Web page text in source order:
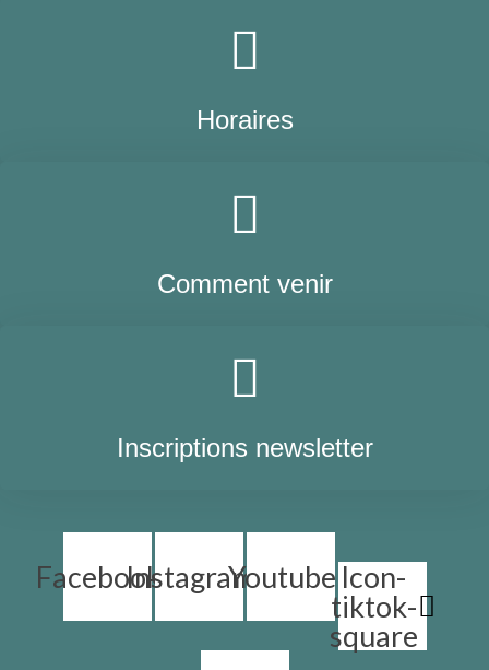
Horaires
Comment venir
Inscriptions newsletter
FacebookInstagramYoutube Icon-
tiktok-
square